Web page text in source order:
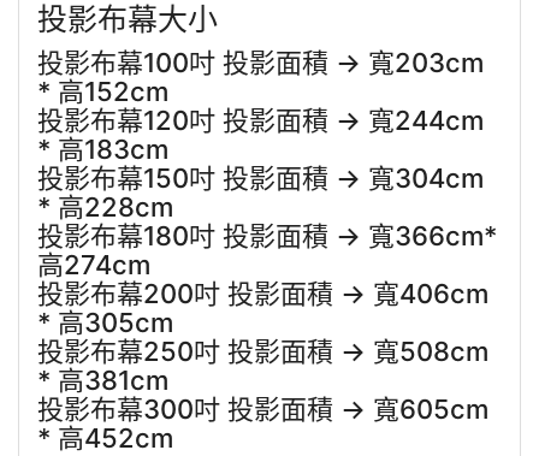
投影布幕大小
投影布幕100吋 投影面積 → 寬203cm
* 高152cm
投影布幕120吋 投影面積 → 寬244cm
* 高183cm
投影布幕150吋 投影面積 → 寬304cm
* 高228cm
投影布幕180吋 投影面積 → 寬366cm*
高274cm
投影布幕200吋 投影面積 → 寬406cm
* 高305cm
投影布幕250吋 投影面積 → 寬508cm
* 高381cm
投影布幕300吋 投影面積 → 寬605cm
* 高452cm